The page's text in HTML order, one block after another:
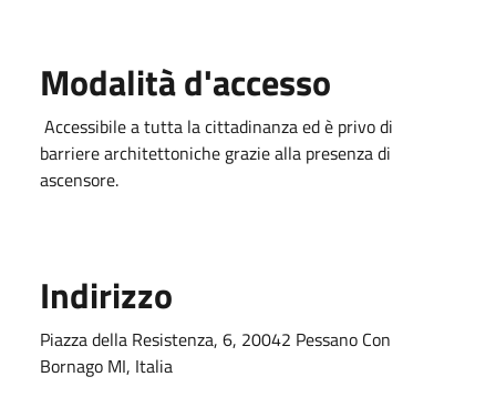
Modalità d'accesso
Accessibile a tutta la cittadinanza ed è privo di
barriere architettoniche grazie alla presenza di
ascensore.
Indirizzo
Piazza della Resistenza, 6, 20042 Pessano Con
Bornago MI, Italia